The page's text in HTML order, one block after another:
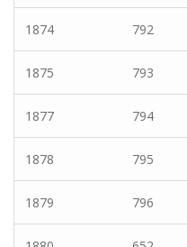
1874 792
1875 793
1877 794
1878 795
1879 796